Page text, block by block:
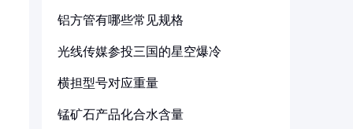
铝方管有哪些常见规格
光线传媒参投三国的星空爆冷
横担型号对应重量
锰矿石产品化合水含量